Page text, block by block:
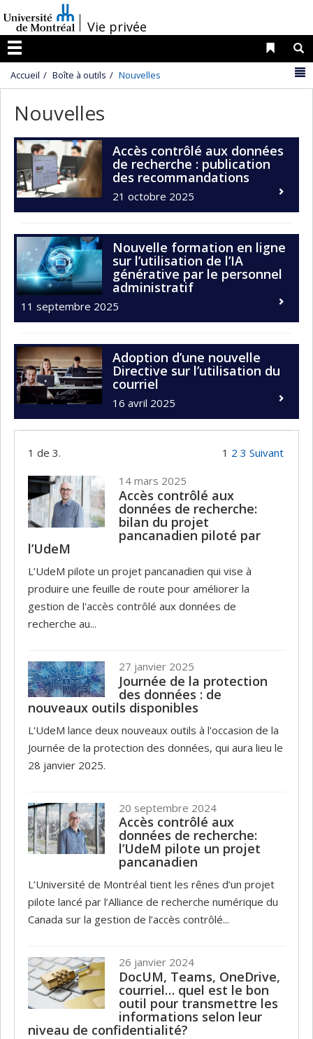
au
contenu
/
Vie privée
Menu
Liens
Accueil Boîte à outils Nouvelles
Nouvelles
Accès contrôlé aux données
de recherche : publication
des recommandations
21 octobre 2025
Nouvelle formation en ligne
sur l’utilisation de l’IA
générative par le personnel
administratif
11 septembre 2025
Adoption d’une nouvelle
Directive sur l’utilisation du
courriel
16 avril 2025
1 de 3. 1 2 3 Suivant
14 mars 2025
Accès contrôlé aux
données de recherche:
bilan du projet
pancanadien piloté par
l’UdeM
L’UdeM pilote un projet pancanadien qui vise à
produire une feuille de route pour améliorer la
gestion de l'accès contrôlé aux données de
recherche au...
27 janvier 2025
Journée de la protection
des données : de
nouveaux outils disponibles
L'UdeM lance deux nouveaux outils à l'occasion de la
Journée de la protection des données, qui aura lieu le
28 janvier 2025.
20 septembre 2024
Accès contrôlé aux
données de recherche:
l’UdeM pilote un projet
pancanadien
L’Université de Montréal tient les rênes d’un projet
pilote lancé par l’Alliance de recherche numérique du
Canada sur la gestion de l’accès contrôlé...
26 janvier 2024
DocUM, Teams, OneDrive,
courriel… quel est le bon
outil pour transmettre les
informations selon leur
niveau de confidentialité?